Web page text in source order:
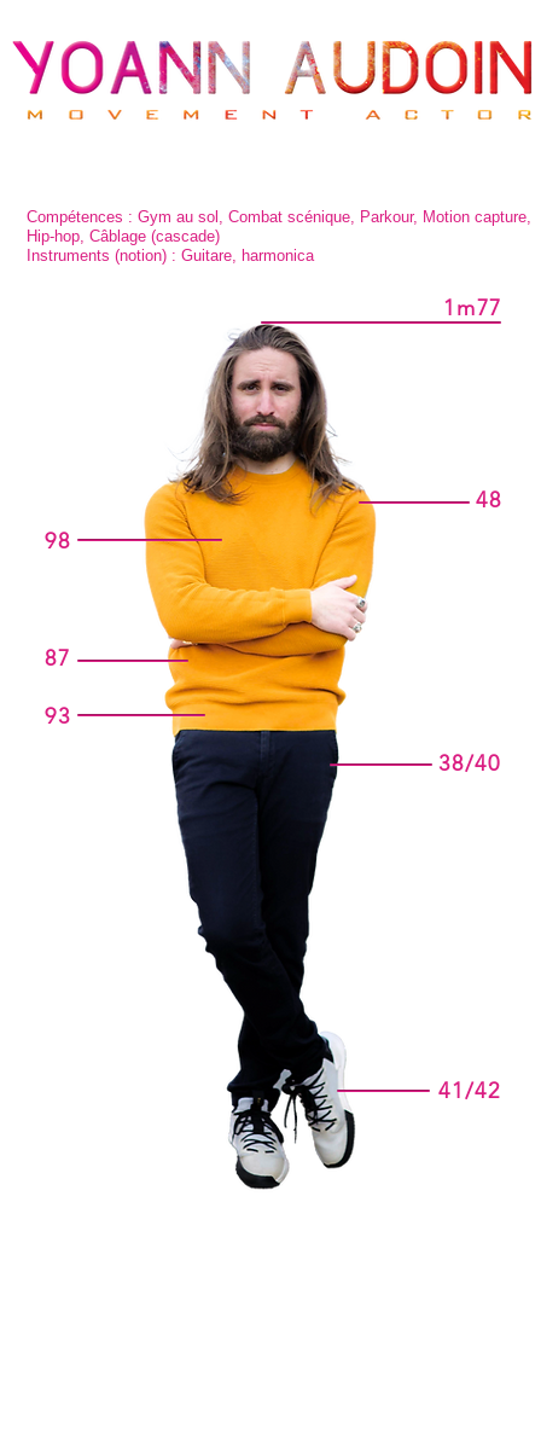
Compétences : Gym au sol, Combat scénique, Parkour, Motion capture,
Hip-hop, Câblage (cascade)
Instruments (notion) : Guitare, harmonica
1m77
48
98
87
93
38/40
41/42